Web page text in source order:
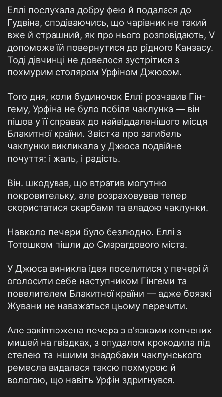
Еллі послухала добру фею й подалася до
Гудвіна, сподіваючись, що чарівник не такий
вже й страшний, як про нього розповідають, V
допоможе їй повернутися до рідного Канзасу.
Тоді дівчинці не довелося зустрітися з
похмурим столяром Урфіном Джюсом.
Того дня, коли будиночок Еллі розчавив Гін-
гему, Урфіна не було побіля чаклунка — він
пішов у її справах до найвіддаленішого місця
Блакитної країни. Звістка про загибель
чаклунки викликала у Джюса подвійне
почуття: і жаль, і радість.
Він. шкодував, що втратив могутню
покровительку, але розраховував тепер
скористатися скарбами та владою чаклунки.
Навколо печери було безлюдно. Еллі з
Тотошком пішли до Смарагдового міста.
У Джюса виникла ідея поселитися у печері й
оголосити себе наступником Гінгеми та
повелителем Блакитної країни — адже боязкі
Жувани не наважаться цьому перечити.
Але закіптюжена печера з в'язками копчених
мишей на гвіздках, з опудалом крокодила під
стелею та іншими знадобами чаклунського
ремесла видалася такою похмурою й
вологою, що навіть Урфін здригнувся.